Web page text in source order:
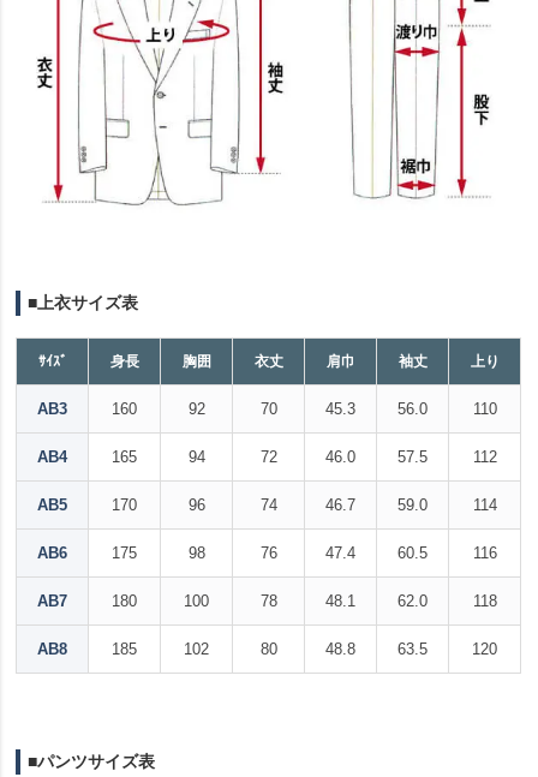
■上衣サイズ表
ｻｲｽﾞ 身長 胸囲 衣丈 肩巾 袖丈 上り
AB3 160 92 70 45.3 56.0 110
AB4 165 94 72 46.0 57.5 112
AB5 170 96 74 46.7 59.0 114
AB6 175 98 76 47.4 60.5 116
AB7 180 100 78 48.1 62.0 118
AB8 185 102 80 48.8 63.5 120
■パンツサイズ表